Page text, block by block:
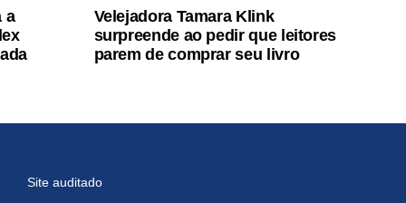
a
Velejadora Tamara Klink
surpreende ao pedir que leitores
parem de comprar seu livro
Site auditado